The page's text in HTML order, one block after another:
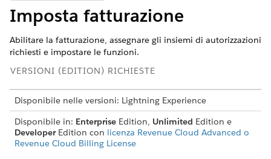
Imposta fatturazione
Abilitare la fatturazione, assegnare gli insiemi di autorizzazioni
richiesti e impostare le funzioni.
VERSIONI (EDITION) RICHIESTE
Disponibile nelle versioni: Lightning Experience
Disponibile in: Enterprise Edition, Unlimited Edition e
DeveloperEdition con licenza Revenue Cloud Advanced o
Revenue Cloud Billing License